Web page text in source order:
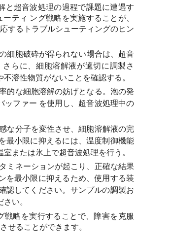
と超音波処理の過程で課題に遭遇す
ティ ング戦略を実施することが、
するトラブルシューティングのヒン
細胞破砕が得られない場合は、超音
らに、細胞溶解液が適切に調製さ
溶性物質がないことを確認する。
的な細胞溶解の妨げとなる。泡の発
ファー を使用し、超音波処理中の
な分子を変性させ、細胞溶解液の完
最小限に抑えるには、温度制御機能
または氷上で超音波処理を行う。
ミネーションが起こり、正確な結果
を最小限に抑えるため、使用する装
認してください。サンプルの調製お
い。
略を実行することで、障害を克服
せることができます。